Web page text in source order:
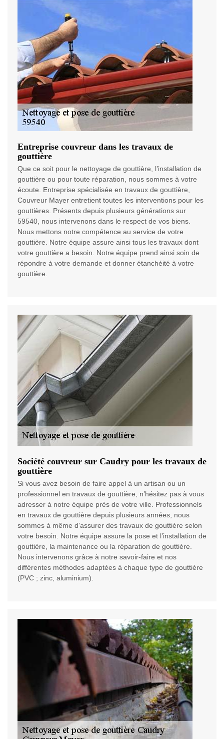
Entreprise couvreur dans les travaux de
gouttière
Que ce soit pour le nettoyage de gouttière, l’installation de
gouttière ou pour toute réparation, nous sommes à votre
écoute. Entreprise spécialisée en travaux de gouttière,
Couvreur Mayer entretient toutes les interventions pour les
gouttières. Présents depuis plusieurs générations sur
59540, nous intervenons dans le respect de vos biens.
Nous mettons notre compétence au service de votre
gouttière. Notre équipe assure ainsi tous les travaux dont
votre gouttière a besoin. Notre équipe prend ainsi soin de
répondre à votre demande et donner étanchéité à votre
gouttière.
Société couvreur sur Caudry pour les travaux de
gouttière
Si vous avez besoin de faire appel à un artisan ou un
professionnel en travaux de gouttière, n’hésitez pas à vous
adresser à notre équipe près de votre ville. Professionnels
en travaux de gouttière depuis plusieurs années, nous
sommes à même d’assurer des travaux de gouttière selon
votre besoin. Notre équipe assure la pose et l’installation de
gouttière, la maintenance ou la réparation de gouttière.
Nous intervenons grâce à notre savoir-faire et nos
différentes méthodes adaptées à chaque type de gouttière
(PVC ; zinc, aluminium).